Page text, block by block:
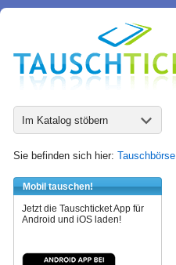
Im Katalog stöbern
Sie befinden sich hier: Tauschbörse
Mobil tauschen!
Jetzt die Tauschticket App für
Android und iOS laden!